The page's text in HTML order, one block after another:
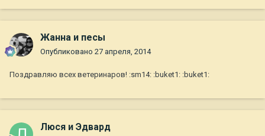
Жанна и песы
Опубликовано 27 апреля, 2014
Поздравляю всех ветеринаров! :sm14: :buket1: :buket1:
Люся и Эдвард